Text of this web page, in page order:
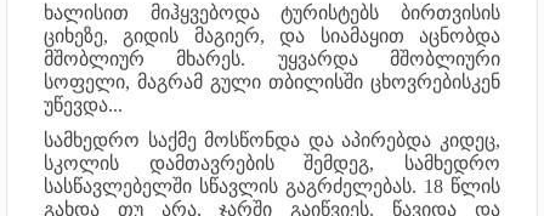
ხალისით მიჰყვებოდა ტურისტებს ბირთვისის
ციხეზე, გიდის მაგიერ, და სიამაყით აცნობდა
მშობლიურ მხარეს. უყვარდა მშობლიური
სოფელი, მაგრამ გული თბილისში ცხოვრებისკენ
უწევდა...
სამხედრო საქმე მოსწონდა და აპირებდა კიდეც,
სკოლის დამთავრების შემდეგ, სამხედრო
სასწავლებელში სწავლის გაგრძელებას. 18 წლის
გახდა თუ არა, ჯარში გაიწვიეს. წავიდა და